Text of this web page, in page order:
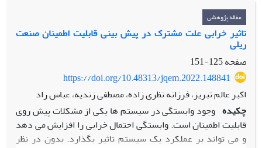
احتمال‌های پسین، از الگوریتم تکراری جستجوی تصادفی تفنگی
ساده شده همراه با غربالگری استفاده شده است. در انتها از طریق
مطالعه شبیه‌سازی و تحلیل داده‌‌ی واقعی، کارایی روش‌های
انقباضی بیزی فوق با روش درست‌نمایی تاوانیده‌ی اسکاد و لاسو
مورد ارزیابی قرار گرفته است و برتری مدل نشان داده شده است
.
مقاله پژوهشی
تاثیر خرابی علت مشترک در پیش بینی قابلیت اطمینان صنعت
ریلی
صفحه125-151
https://doi.org/10.48313/jqem.2022.148841
اکبر عالم تبریز، فرزانه نظری زاده، مصطفی زندیه، عباس راد
چکیده وجود وابستگی در سیستم ها یکی از مشکلات پیش روی
قابلیت اطمینان است. وابستگی احتمال خرابی را افزایش می دهد
و می تواند بر عملکرد یک سیستم تاثیر بگذارد. بدون در نظر